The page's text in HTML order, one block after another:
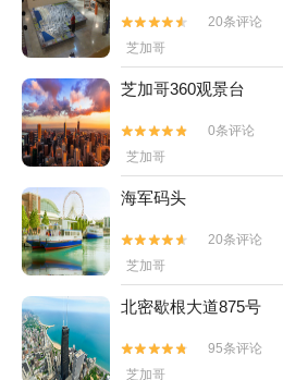


20条评论
芝加哥
芝加哥360观景台


0条评论
芝加哥
海军码头


20条评论
芝加哥
北密歇根大道875号


95条评论
芝加哥